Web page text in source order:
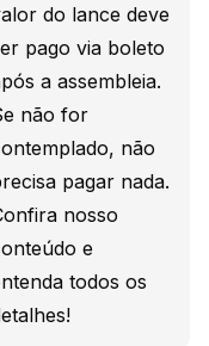
do lance deve
pago via boleto
a assembleia.
não for
não
pagar nada.
nosso
e
todos os